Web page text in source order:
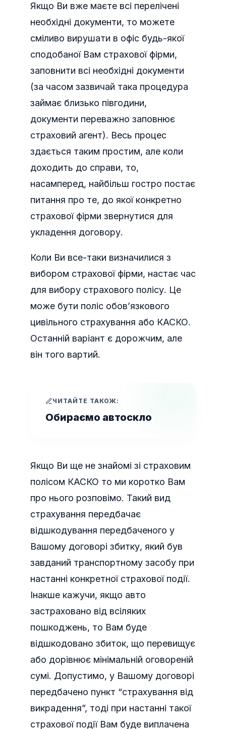
Якщо Ви вже маєте всі перелічені
необхідні документи, то можете
сміливо вирушати в офіс будь-якої
сподобаної Вам страхової фірми,
заповнити всі необхідні документи
(за часом зазвичай така процедура
займає близько півгодини,
документи переважно заповнює
страховий агент). Весь процес
здається таким простим, але коли
доходить до справи, то,
насамперед, найбільш гостро постає
питання про те, до якої конкретно
страхової фірми звернутися для
укладення договору.
Коли Ви все-таки визначилися з
вибором страхової фірми, настає час
для вибору страхового полісу. Це
може бути поліс обов’язкового
цивільного страхування або КАСКО.
Останній варіант є дорожчим, але
він того вартий.
ЧИТАЙТЕ ТАКОЖ:
Обираємо автоскло
Якщо Ви ще не знайомі зі страховим
полісом КАСКО то ми коротко Вам
про нього розповімо. Такий вид
страхування передбачає
відшкодування передбаченого у
Вашому договорі збитку, який був
завданий транспортному засобу при
настанні конкретної страхової події.
Інакше кажучи, якщо авто
застраховано від всіляких
пошкоджень, то Вам буде
відшкодовано збиток, що перевищує
або дорівнює мінімальній оговореній
сумі. Допустимо, у Вашому договорі
передбачено пункт “страхування від
викрадення”, тоді при настанні такої
страхової події Вам буде виплачена